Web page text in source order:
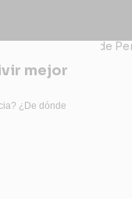
mejor
¿De dónde